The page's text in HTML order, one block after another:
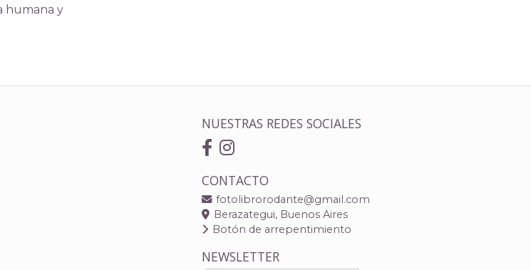
humana y
NUESTRAS REDES SOCIALES
CONTACTO
fotolibrorodante@gmail.com
Berazategui, Buenos Aires
Botón de arrepentimiento
NEWSLETTER